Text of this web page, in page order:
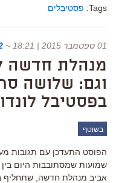
Tags: פסטיבלים
01 ספטמבר 2015 | 18:21 ~
מנהלת חדשה
וגם: שלושה
בפסטיבל
בשוטף
הפוסט התעדכן עם תגובות
שמועות שמסתובבות היום